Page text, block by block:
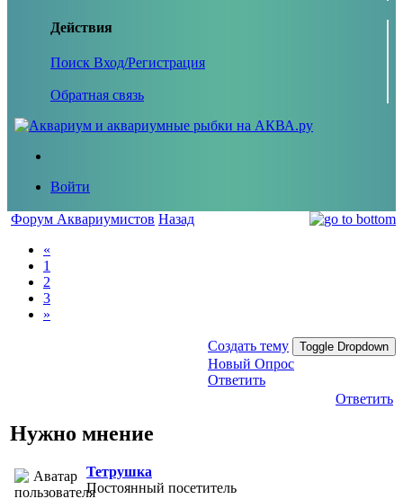
Действия
Поиск Вход/Регистрация
Обратная связь
Войти
Форум Аквариумистов Назад
«
1
2
3
»
Создать тему Toggle Dropdown
Новый Опрос
Ответить
Ответить
Нужно мнение
Тетрушка
Постоянный посетитель